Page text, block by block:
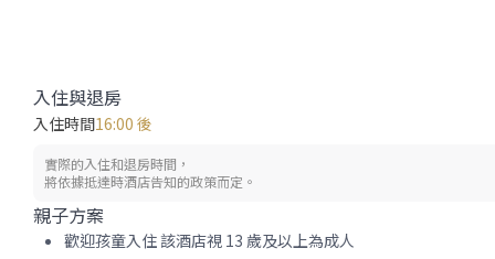
入住與退房
入住時間16:00 後
實際的入住和退房時間，
將依據抵達時酒店告知的政策而定。
親子方案
歡迎孩童入住 該酒店視 13 歲及以上為成人